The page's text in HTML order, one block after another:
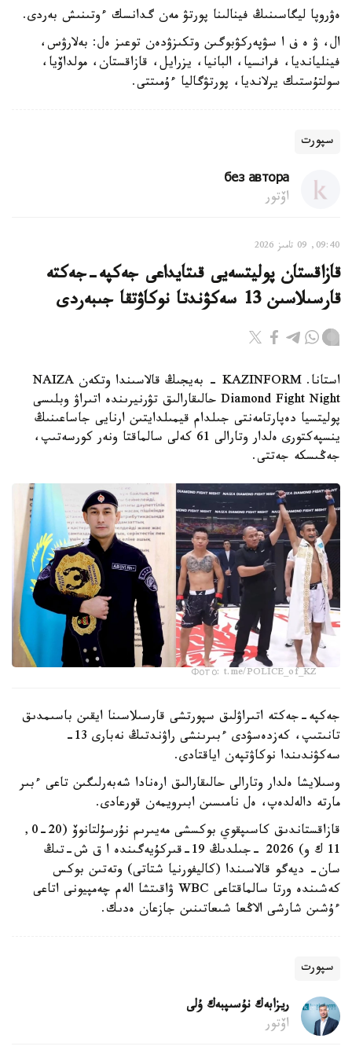
ەۋروپا ليگاسىنىڭ فينالىنا پورتۋ مەن گدانسك ءوتىنىش بەردى.
ال، ۋ ە ف ا سۋپەركۋبوگىن وتكىزۋدەن توعىز ەل: بەلارۋس،
فينليانديا، فرانسيا، البانيا، يزرايل، قازاقستان، مولداۆيا،
سولتۇستىك يرلانديا، پورتۋگاليا ءۇمىتتى.
سپورت
без автора
اۆتور
09:40, 09 تامىز 2026
قازاقستان پوليتسەيى قىتايداعى جەكپە-جەكتە
قارسىلاسىن 13 سەكۋندتا نوكاۋتقا جىبەردى
استانا. KAZINFORM - بەيجىڭ قالاسىندا وتكەن NAIZA
Diamond Fight Night حالىقارالىق تۋرنيرىندە اتىراۋ وبلىسى
پوليتسيا دەپارتامەنتى جىلدام قيمىلدايتىن ارنايى جاساعىنىڭ
ينسپەكتورى ەلدار وتارالى 61 كەلى سالماقتا ونەر كورسەتىپ،
جەڭىسكە جەتتى.
Фото: t.me/POLICE_of_KZ
جەكپە-جەكتە اتىراۋلىق سپورتشى قارسىلاسىنا ايقىن باسىمدىق
تانىتىپ، كەزدەسۋدى ءبىرىنشى راۋندتىڭ نەبارى 13-
سەكۋندىندا نوكاۋتپەن اياقتادى.
وسىلايشا ەلدار وتارالى حالىقارالىق ارەنادا شەبەرلىگىن تاعى ءبىر
مارتە دالەلدەپ، ەل نامىسىن ابىرويمەن قورعادى.
قازاقستاندىق كاسىپقوي بوكسشى مەيىرىم نۇرسۇلتانوۆ (20-0,
11 ك و) 2026 -جىلدىڭ 19-قىركۇيەگىندە ا ق ش-تىڭ
سان- ديەگو قالاسىندا (كاليفورنيا شتاتى) وتەتىن بوكس
كەشىندە ورتا سالماقتاعى WBC ۋاقىتشا الەم چەمپيونى اتاعى
ءۇشىن شارشى الاڭعا شىعاتىنىن جازعان ەدىك.
سپورت
ريزابەك نۇسىپبەك ۇلى
اۆتور